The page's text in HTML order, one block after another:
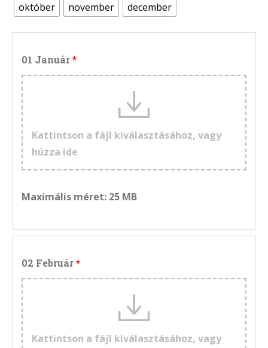
október
november december
01 Január
Kattintson a fájl kiválasztásához, vagy
húzza ide
Maximális méret: 25 MB
02 Február
Kattintson a fájl kiválasztásához, vagy